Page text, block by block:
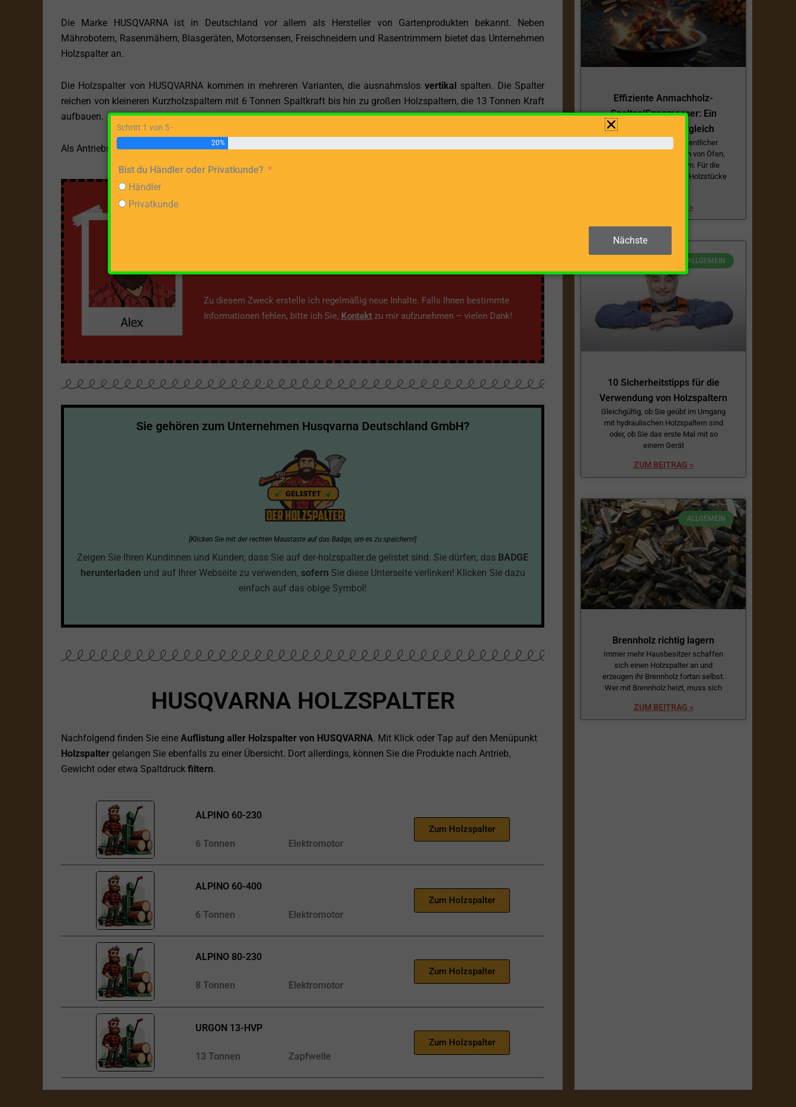
Die Marke HUSQVARNA ist in Deutschland vor allem als Hersteller von Gartenprodukten bekannt. Neben
Mährobotern, Rasenmähern, Blasgeräten, Motorsensen, Freischneidern und Rasentrimmern bietet das Unternehmen
Holzspalter an.
Die Holzspalter von HUSQVARNA kommen in mehreren Varianten, die ausnahmslos vertikal spalten. Die Spalter
reichen von kleineren Kurzholzspaltern mit 6 Tonnen Spaltkraft bis hin zu großen Holzspaltern, die 13 Tonnen Kraft
aufbauen.
Als Antriebsvarianten stehen Modelle mitElektroantrieb, Zapfwellen-Antrieb sowie Benzinmotorenzur Auswahl.
bieten, um sich umfassend mit dem Thema Holzspalter auseinander zu setzen.
Zu diesem Zweck erstelle ich regelmäßig neue Inhalte. Falls Ihnen bestimmte
Informationen fehlen, bitte ich Sie, Kontaktzu mir aufzunehmen – vielen Dank!
Sie gehören zum Unternehmen Husqvarna Deutschland GmbH?
[Klicken Sie mit der rechten Maustaste auf das Badge, um es zu speichern!]
Zeigen Sie Ihren Kundinnen und Kunden, dass Sie auf der-holzspalter.de gelistet sind. Sie dürfen, das BADGE
herunterladen und auf Ihrer Webseite zu verwenden, sofern Sie diese Unterseite verlinken! Klicken Sie dazu
einfach auf das obige Symbol!
HUSQVARNA HOLZSPALTER
Nachfolgend finden Sie eine Auflistung aller Holzspalter von HUSQVARNA. Mit Klick oder Tap auf den Menüpunkt
Holzspalter gelangen Sie ebenfalls zu einer Übersicht. Dort allerdings, können Sie die Produkte nach Antrieb,
Gewicht oder etwa Spaltdruck filtern.
ALPINO 60-230
6 Tonnen Elektromotor
Zum Holzspalter
ALPINO 60-400
6 Tonnen Elektromotor
Zum Holzspalter
ALPINO 80-230
8 Tonnen Elektromotor
Zum Holzspalter
URGON 13-HVP
13 Tonnen Zapfwelle
Zum Holzspalter
Effiziente Anmachholz-
Spalter/Spanmesser: Ein
Überblick und Vergleich
Anmachholz ist ein wesentlicher
Bestandteil beim Anfeuern von Öfen,
Kaminen und Lagerfeuern. Für die
Herstellung dieser kleinen Holzstücke
ZUM BEITRAG »
ALLGEMEIN
10 Sicherheitstipps für die
Verwendung von Holzspaltern
Gleichgültig, ob Sie geübt im Umgang
mit hydraulischen Holzspaltern sind
oder, ob Sie das erste Mal mit so
einem Gerät
ZUM BEITRAG »
ALLGEMEIN
Brennholz richtig lagern
Immer mehr Hausbesitzer schaffen
sich einen Holzspalter an und
erzeugen ihr Brennholz fortan selbst.
Wer mit Brennholz heizt, muss sich
ZUM BEITRAG »
Schritt 1 von 5 -
20%
Bist du Händler oder Privatkunde?
Händler
Privatkunde
Nächste